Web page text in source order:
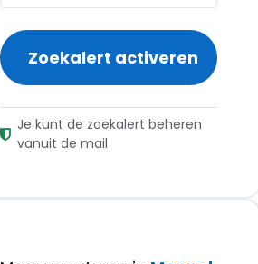
Zoekalert activeren
Je kunt de zoekalert beheren
vanuit de mail